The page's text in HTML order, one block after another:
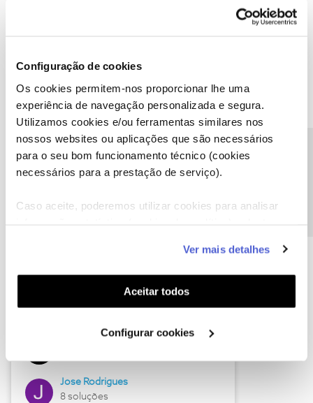
Configuração de cookies
Os cookies permitem-nos proporcionar lhe uma
experiência de navegação personalizada e segura.
Utilizamos cookies e/ou ferramentas similares nos
nossos websites ou aplicações que são necessários
para o seu bom funcionamento técnico (cookies
necessários para a prestação de serviço).
Caso aceite, poderemos utilizar cookies para analisar
funcionalidades (cookies de personalização e
funcionalidade) e adaptar anúncios aos seus interesses
(cookies de publicidade personalizada). Pode gerir a
utilização dos cookies clicando em "Configurar
Ver mais detalhes
Aceitar todos
Configurar cookies
Descubra as novidades de junho
Hall of Fame de junho
Jose Rodrigues
8 soluções